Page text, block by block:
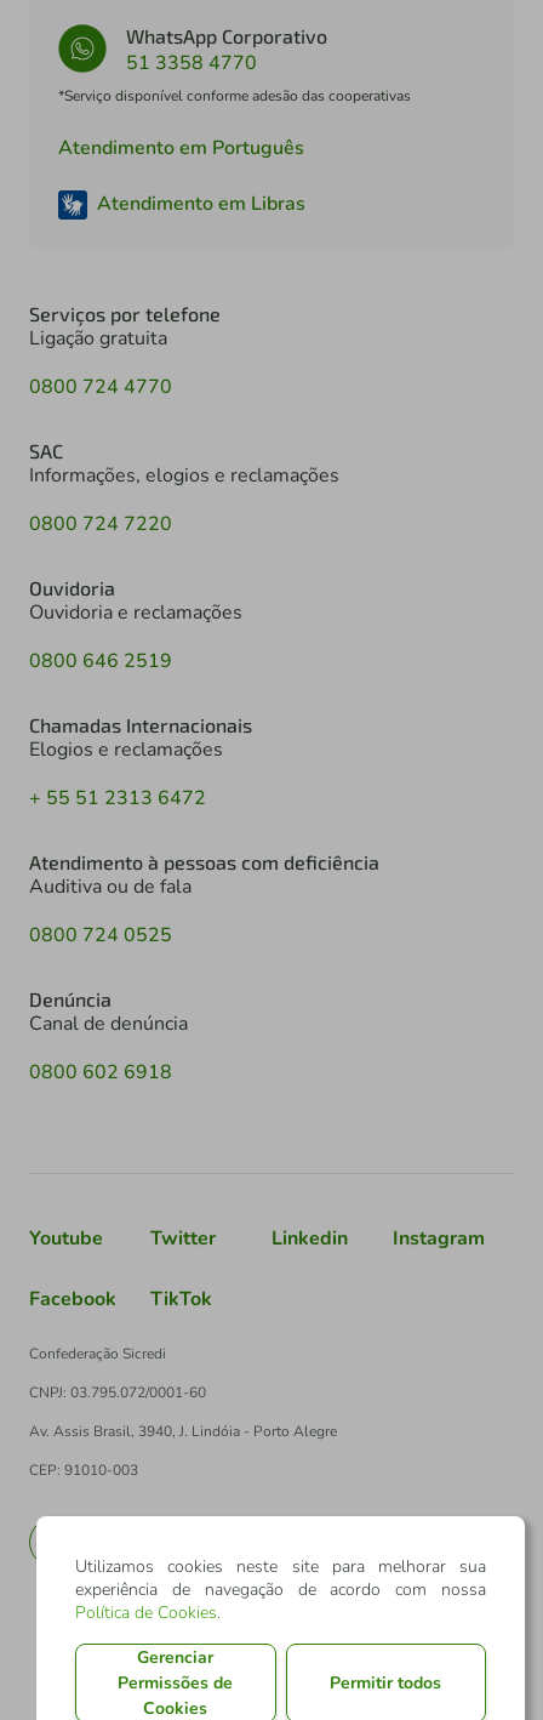
WhatsApp Corporativo
51 3358 4770
*Serviço disponível conforme adesão das cooperativas
Atendimento em Português
Atendimento em Libras
Serviços por telefone
Ligação gratuita
0800 724 4770
SAC
Informações, elogios e reclamações
0800 724 7220
Ouvidoria
Ouvidoria e reclamações
0800 646 2519
Chamadas Internacionais
Elogios e reclamações
+ 55 51 2313 6472
Atendimento à pessoas com deficiência
Auditiva ou de fala
0800 724 0525
Denúncia
Canal de denúncia
0800 602 6918
Youtube Twitter Linkedin Instagram
Facebook TikTok
Confederação Sicredi
CNPJ: 03.795.072/0001-60
Av. Assis Brasil, 3940, J. Lindóia - Porto Alegre
CEP: 91010-003
Utilizamos cookies neste site para melhorar sua
experiência de navegação de acordo com nossa
Política de Cookies.
Gerenciar
Permissões de
Cookies
Permitir todos